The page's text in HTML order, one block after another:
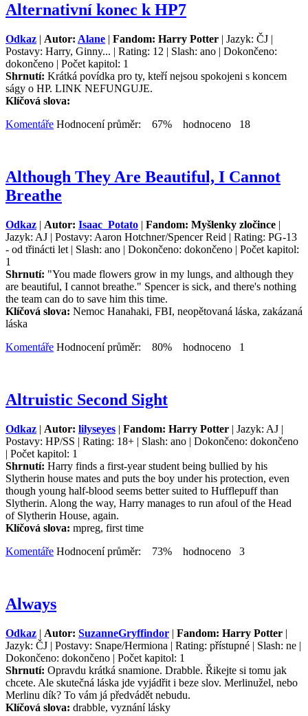
Alternativní konec k HP7
Odkaz | Autor: Alane | Fandom: Harry Potter | Jazyk: ČJ |
Postavy: Harry, Ginny... | Rating: 12 | Slash: ano | Dokončeno:
dokončeno | Počet kapitol: 1
Shrnutí: Krátká povídka pro ty, kteří nejsou spokojeni s koncem
ságy o HP. LINK NEFUNGUJE.
Klíčová slova:
Komentáře Hodnocení průměr: 67% hodnoceno 18
Although They Are Beautiful, I Cannot
Breathe
Odkaz | Autor: Isaac_Potato | Fandom: Myšlenky zločince |
Jazyk: AJ | Postavy: Aaron Hotchner/Spencer Reid | Rating: PG-13
- od třinácti let | Slash: ano | Dokončeno: dokončeno | Počet kapitol:
1
Shrnutí: "You made flowers grow in my lungs, and although they
are beautiful, I cannot breathe." Spencer is sick, and there's nothing
the team can do to save him this time.
Klíčová slova: Nemoc Hanahaki, FBI, neopětovaná láska, zakázaná
láska
Komentáře Hodnocení průměr: 80% hodnoceno 1
Altruistic Second Sight
Odkaz | Autor: lilyseyes | Fandom: Harry Potter | Jazyk: AJ |
Postavy: HP/SS | Rating: 18+ | Slash: ano | Dokončeno: dokončeno
| Počet kapitol: 1
Shrnutí: Harry finds a first-year student being bullied by his
Slytherin house mates and puts the boy under his protection, even
though young half-blood seems better suited to Hufflepuff than
Slytherin. Along the way, Harry manages to run afoul of the Head
of Slytherin House, again.
Klíčová slova: mpreg, first time
Komentáře Hodnocení průměr: 73% hodnoceno 3
Always
Odkaz | Autor: SuzanneGryffindor | Fandom: Harry Potter |
Jazyk: ČJ | Postavy: Snape/Hermiona | Rating: přístupné | Slash: ne |
Dokončeno: dokončeno | Počet kapitol: 1
Shrnutí: Opravdu krátká snamione. Drabble. Řikejte si tomu jak
chcete. Ale skutečná láska jde vyjádřit i beze slov. Merlinužel, nebo
Merlinu dík? To vám já předvádět nebudu.
Klíčová slova: drabble, vyznání lásky